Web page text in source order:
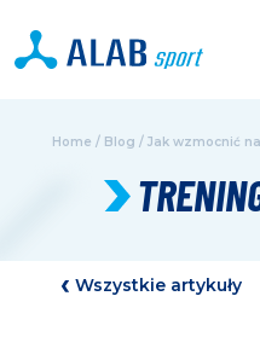
Wszystkie artykuły
Home / Blog / Jak wzmocnić